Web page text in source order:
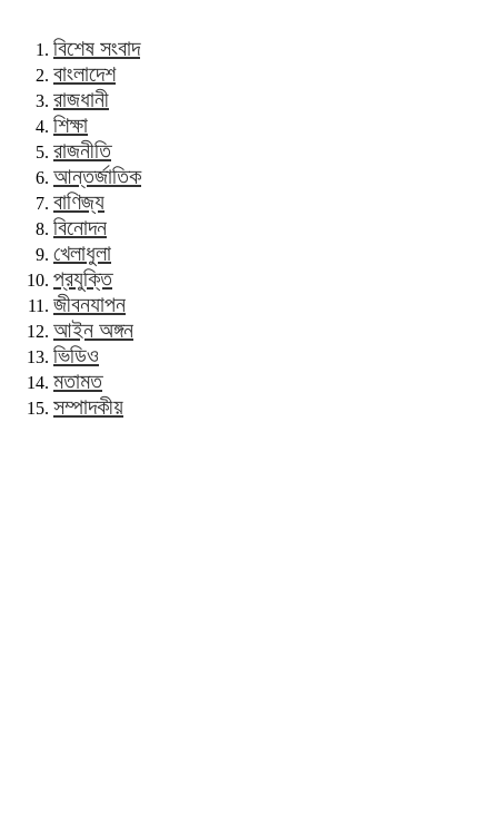
বিশেষ সংবাদ
বাংলাদেশ
রাজধানী
শিক্ষা
রাজনীতি
আন্তর্জাতিক
বাণিজ্য
বিনোদন
খেলাধুলা
প্রযুক্তি
জীবনযাপন
আইন অঙ্গন
ভিডিও
মতামত
সম্পাদকীয়